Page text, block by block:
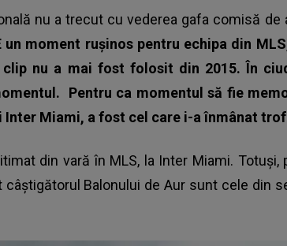
nu a trecut cu vederea gafa comisă de
un moment rușinos pentru echipa din
nu a mai fost folosit din 2015. În
Pentru ca momentul să fie
Miami, a fost cel care i-a înmânat
din vară în MLS, la Inter Miami. Totuși,
câștigătorul Balonului de Aur sunt cele din